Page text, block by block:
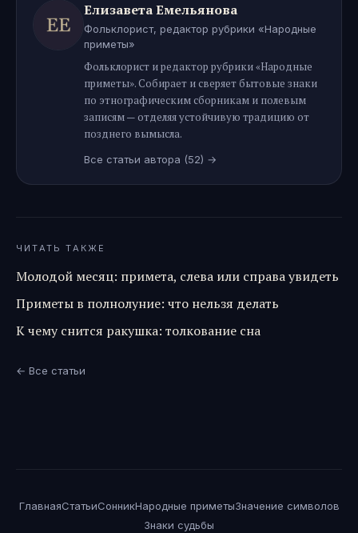
Елизавета Емельянова
Фольклорист, редактор рубрики «Народные
приметы»
Фольклорист и редактор рубрики «Народные
приметы». Собирает и сверяет бытовые знаки
по этнографическим сборникам и полевым
записям — отделяя устойчивую традицию от
позднего вымысла.
Все статьи автора (52) →
ЧИТАТЬ ТАКЖЕ
Молодой месяц: примета, слева или справа увидеть
Приметы в полнолуние: что нельзя делать
К чему снится ракушка: толкование сна
← Все статьи
ГлавнаяСтатьиСонникНародные приметыЗначение символов
Знаки судьбы